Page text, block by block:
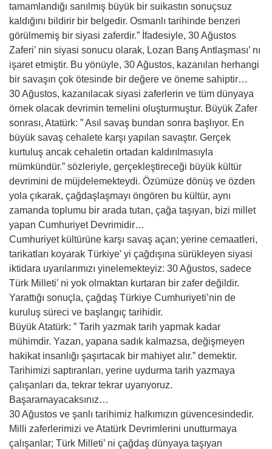
tamamlandığı sanılmış büyük bir suikastın sonuçsuz
kaldığını bildirir bir belgedir. Osmanlı tarihinde benzeri
görülmemiş bir siyasi zaferdir.” İfadesiyle, 30 Ağustos
Zaferi’ nin siyasi sonucu olarak, Lozan Barış Antlaşması’ nı
işaret etmiştir. Bu yönüyle, 30 Ağustos, kazanılan herhangi
bir savaşın çok ötesinde bir değere ve öneme sahiptir…
30 Ağustos, kazanılacak siyasi zaferlerin ve tüm dünyaya
örnek olacak devrimin temelini oluşturmuştur. Büyük Zafer
sonrası, Atatürk: ” Asıl savaş bundan sonra başlıyor. En
büyük savaş cehalete karşı yapılan savaştır. Gerçek
kurtuluş ancak cehaletin ortadan kaldırılmasıyla
mümkündür.” sözleriyle, gerçekleştireceği büyük kültür
devrimini de müjdelemekteydi. Özümüze dönüş ve özden
yola çıkarak, çağdaşlaşmayı öngören bu kültür, aynı
zamanda toplumu bir arada tutan, çağa taşıyan, bizi millet
yapan Cumhuriyet Devrimidir…
Cumhuriyet kültürüne karşı savaş açan; yerine cemaatleri,
tarikatları koyarak Türkiye’ yi çağdışına sürükleyen siyasi
iktidara uyarılarımızı yinelemekteyiz: 30 Ağustos, sadece
Türk Milleti’ ni yok olmaktan kurtaran bir zafer değildir.
Yarattığı sonuçla, çağdaş Türkiye Cumhuriyeti’nin de
kuruluş süreci ve başlangıç tarihidir.
Büyük Atatürk: ” Tarih yazmak tarih yapmak kadar
mühimdir. Yazan, yapana sadık kalmazsa, değişmeyen
hakikat insanlığı şaşırtacak bir mahiyet alır.” demektir.
Tarihimizi saptıranları, yerine uydurma tarih yazmaya
çalışanları da, tekrar tekrar uyarıyoruz.
Başaramayacaksınız…
30 Ağustos ve şanlı tarihimiz halkımızın güvencesindedir.
Milli zaferlerimizi ve Atatürk Devrimlerini unutturmaya
çalışanlar; Türk Milleti’ ni çağdaş dünyaya taşıyan